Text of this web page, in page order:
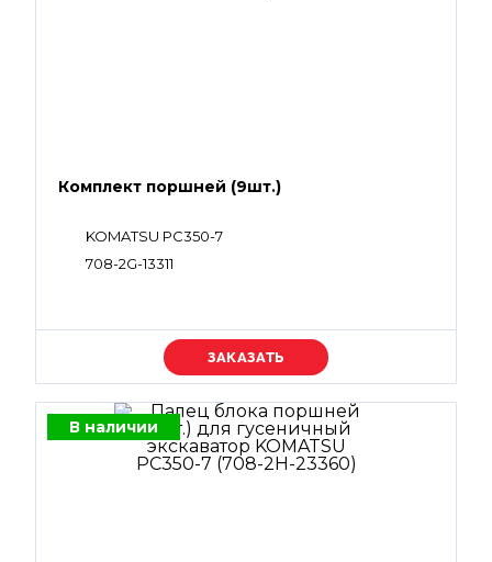
Комплект поршней (9шт.)
KOMATSU PC350-7
708-2G-13311
Уточняйте цену
В наличии